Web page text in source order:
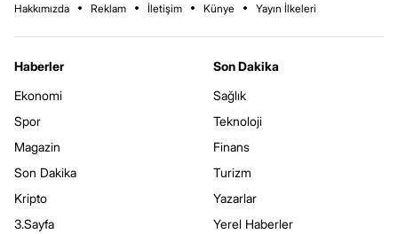
Hakkımızda Reklam İletişim Künye Yayın İlkeleri
Haberler
Ekonomi
Spor
Magazin
Son Dakika
Kripto
3.Sayfa
Son Dakika
Sağlık
Teknoloji
Finans
Turizm
Yazarlar
Yerel Haberler